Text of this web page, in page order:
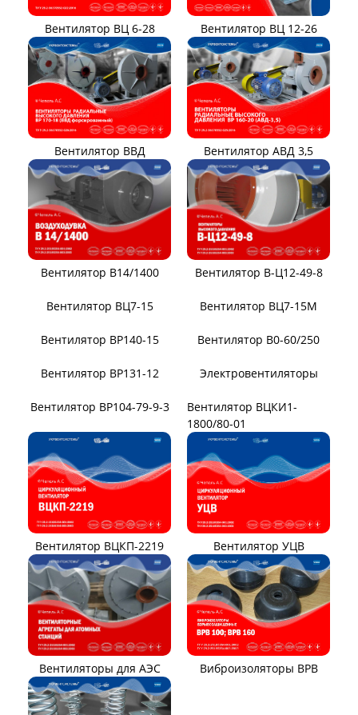
Вентилятор ВЦ 6-28 Вентилятор ВЦ 12-26
Вентилятор ВВД Вентилятор АВД 3,5
Вентилятор В14/1400 Вентилятор В-Ц12-49-8
Вентилятор ВР140-15 Вентилятор В0-60/250
Вентилятор ВР131-12 Электровентиляторы